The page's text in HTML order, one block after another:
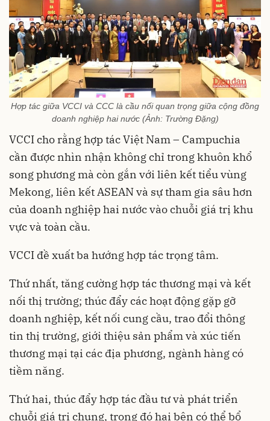
Hợp tác giữa VCCI và CCC là cầu nối quan trọng giữa cộng đồng
doanh nghiệp hai nước (Ảnh: Trường Đặng)
VCCI cho rằng hợp tác Việt Nam – Campuchia
cần được nhìn nhận không chỉ trong khuôn khổ
song phương mà còn gắn với liên kết tiểu vùng
Mekong, liên kết ASEAN và sự tham gia sâu hơn
của doanh nghiệp hai nước vào chuỗi giá trị khu
vực và toàn cầu.
VCCI đề xuất ba hướng hợp tác trọng tâm.
Thứ nhất, tăng cường hợp tác thương mại và kết
nối thị trường; thúc đẩy các hoạt động gặp gỡ
doanh nghiệp, kết nối cung cầu, trao đổi thông
tin thị trường, giới thiệu sản phẩm và xúc tiến
thương mại tại các địa phương, ngành hàng có
tiềm năng.
Thứ hai, thúc đẩy hợp tác đầu tư và phát triển
chuỗi giá trị chung, trong đó hai bên có thể bổ